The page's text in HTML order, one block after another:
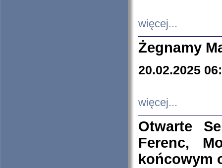
więcej...
Żegnamy
20.02.2025
więcej...
Otwarte
Ferenc,
końcowym